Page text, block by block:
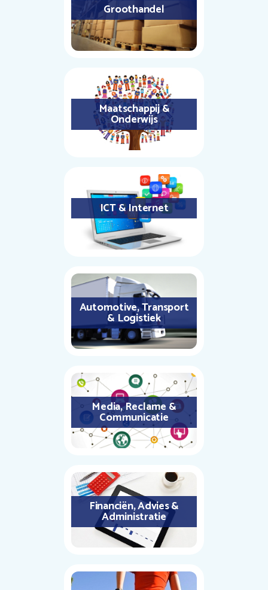
Groothandel
Maatschappij &
Onderwijs
ICT & Internet
Automotive, Transport
& Logistiek
Media, Reclame &
Communicatie
Financiën, Advies &
Administratie